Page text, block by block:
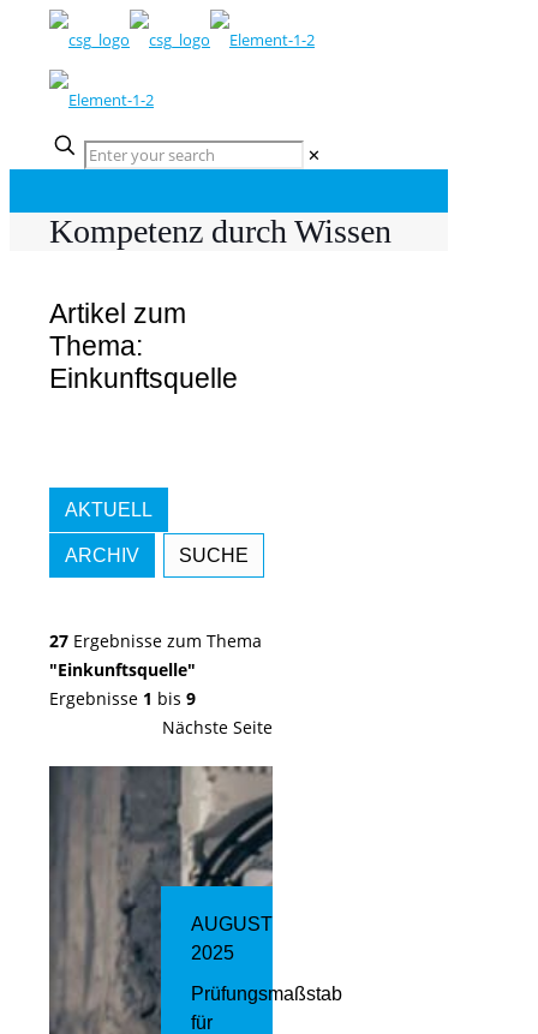
✕
Kompetenz durch Wissen
Artikel zum
Thema:
Einkunftsquelle
AKTUELL
ARCHIV SUCHE
27 Ergebnisse zum Thema
"Einkunftsquelle"
Ergebnisse 1 bis 9
Nächste Seite
AUGUST
2025
Prüfungsmaßstab
für